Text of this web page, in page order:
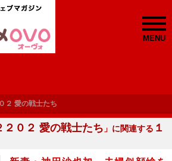
MENU
２ 愛の戦士たち
０２ 愛の戦士たち 」に関連する １